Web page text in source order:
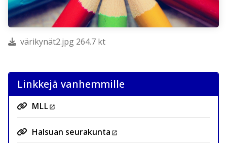
värikynät2.jpg 264.7 kt
Linkkejä vanhemmille
MLL
Halsuan seurakunta